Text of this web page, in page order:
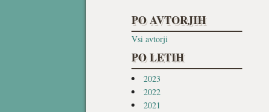
PO AVTORJIH
Vsi avtorji
PO LETIH
2023
2022
2021